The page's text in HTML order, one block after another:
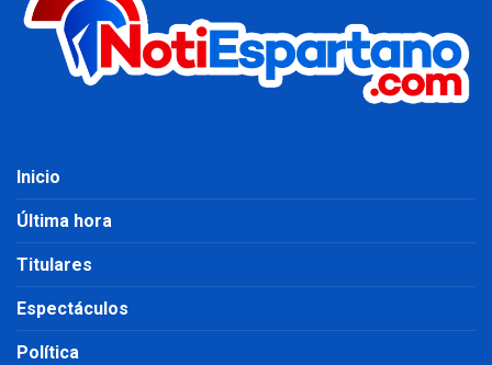
Inicio
Última hora
Titulares
Espectáculos
Política